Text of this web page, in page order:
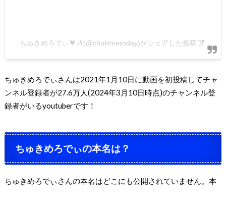
ちゅきめろでぃ💗🎶(@chukimeroday)がシェアした投稿
ちゅきめろでぃさんは2021年1月10日に動画を初投稿してチャ
ンネル登録者が27.6万人(2024年3月10日時点)のチャンネル登
録者がいるyoutuberです！
ちゅきめろでぃの本名は？
ちゅきめろでぃさんの本名はどこにも公開されていません。本